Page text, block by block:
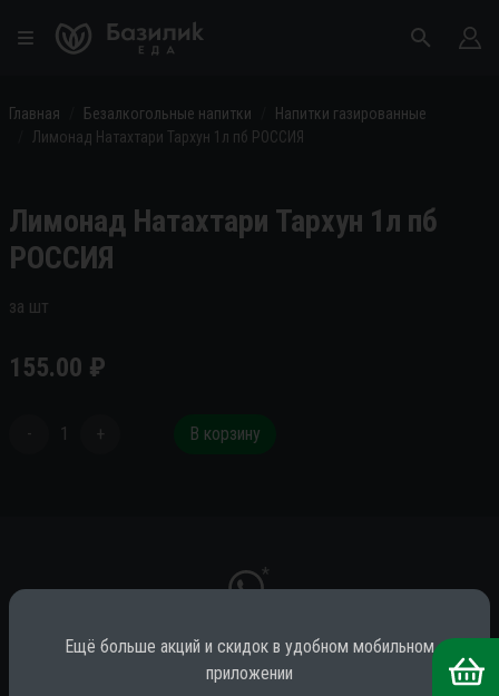
Главная Безалкогольные напитки
Напитки газированные
Лимонад Натахтари Тархун 1л пб РОССИЯ
Лимонад Натахтари Тархун 1л пб
РОССИЯ
за шт
155.00 ₽
- 1 + В корзину
*
* принадлежит компании Meta (признана экстремистской на территории
Ещё больше акций и скидок в удобном мобильном
приложении